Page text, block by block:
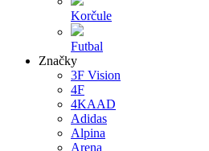
Korčule
Futbal
Značky
3F Vision
4F
4KAAD
Adidas
Alpina
Arena